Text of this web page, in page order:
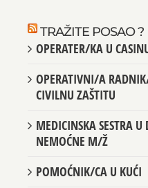
TRAŽITE POSAO ?
OPERATER/KA U
OPERATIVNI/A
CIVILNU ZAŠTITU
MEDICINSKA SESTRA
NEMOĆNE M/Ž
POMOĆNIK/CA U KUĆI